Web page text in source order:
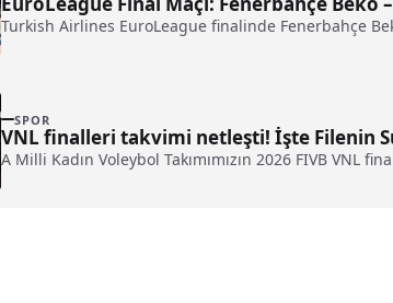
Turkish Airlines EuroLeague finalinde Fenerbahçe
SPOR
VNL finalleri takvimi netleşti! İşte Filenin
A Milli Kadın Voleybol Takımımızın 2026 FIVB